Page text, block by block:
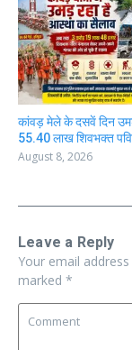
कांवड़ मेले के दसवें दिन
55.40 लाख शिवभक्त
August 8, 2026
Leave a Reply
Your email
marked *